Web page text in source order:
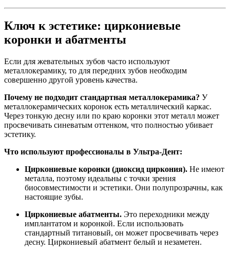
Ключ к эстетике: циркониевые
коронки и абатменты
Если для жевательных зубов часто используют
металлокерамику, то для передних зубов необходим
совершенно другой уровень качества.
Почему не подходит стандартная металлокерамика? У
металлокерамических коронок есть металлический каркас.
Через тонкую десну или по краю коронки этот металл может
просвечивать синеватым оттенком, что полностью убивает
эстетику.
Что используют профессионалы в Ультра-Дент:
Циркониевые коронки (диоксид циркония). Не имеют
металла, поэтому идеальны с точки зрения
биосовместимости и эстетики. Они полупрозрачны, как
настоящие зубы.
Циркониевые абатменты. Это переходники между
имплантатом и коронкой. Если использовать
стандартный титановый, он может просвечивать через
десну. Циркониевый абатмент белый и незаметен.